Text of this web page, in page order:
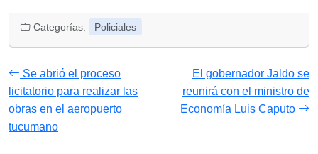
Categorías: Policiales
Se abrió el proceso
licitatorio para realizar las
obras en el aeropuerto
tucumano
El gobernador Jaldo se
reunirá con el ministro de
Economía Luis Caputo